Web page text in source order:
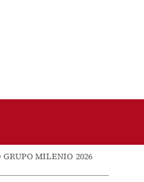
GRUPO MILENIO 2026